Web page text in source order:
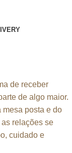
de receber
de algo maior.
mesa posta e do
relações se
cuidado e